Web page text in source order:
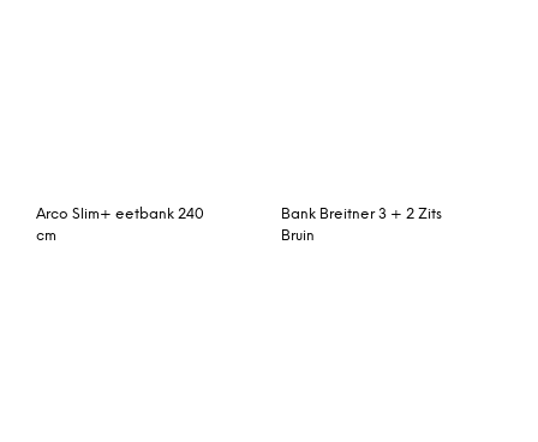
Arco Slim+ eetbank 240
cm
Bank Breitner 3 + 2 Zits
Bruin